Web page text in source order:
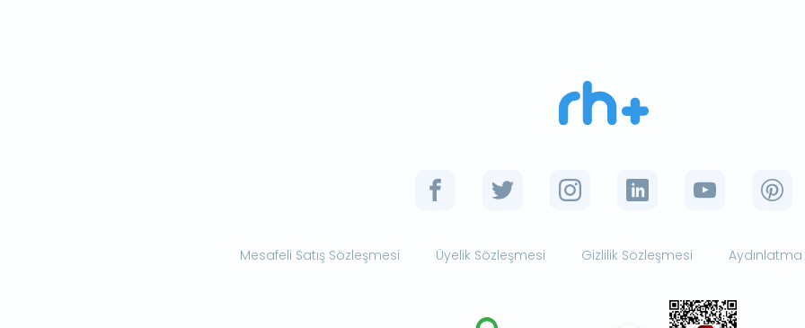
Mesafeli Satış Sözleşmesi Üyelik Sözleşmesi Gizlilik Sözleşmesi